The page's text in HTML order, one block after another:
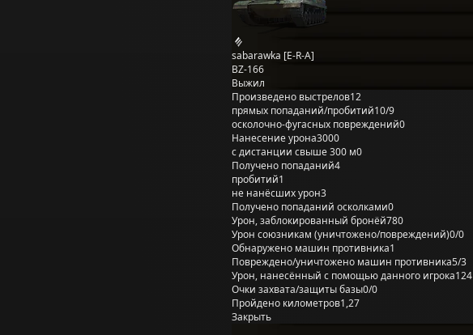
sabarawka [E-R-A]
BZ-166
Выжил
Произведено выстрелов12
прямых попаданий/пробитий10/9
осколочно-фугасных повреждений0
Нанесение урона3000
с дистанции свыше 300 м0
Получено попаданий4
пробитий1
не нанёсших урон3
Получено попаданий осколками0
Урон, заблокированный бронёй780
Урон союзникам (уничтожено/повреждений)0/0
Обнаружено машин противника1
Повреждено/уничтожено машин противника5/3
Урон, нанесённый с помощью данного игрока124
Очки захвата/защиты базы0/0
Пройдено километров1,27
Закрыть